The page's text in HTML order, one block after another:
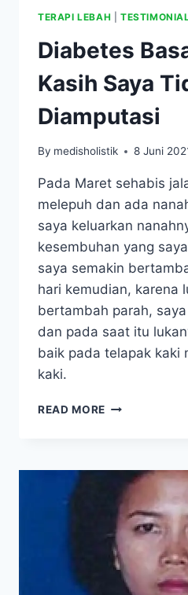
TERAPI LEBAH
Diabetes
Kasih Saya
Diamputasi
By medisholistik 8 Juni
Pada Maret sehabis
melepuh dan ada
saya keluarkan
kesembuhan yang
saya semakin
hari kemudian, karena
bertambah parah,
dan pada saat itu
baik pada telapak kaki
kaki.
READ MORE DIABETES
SAYA
TIDAK
PERLU
DIAMPUTASI